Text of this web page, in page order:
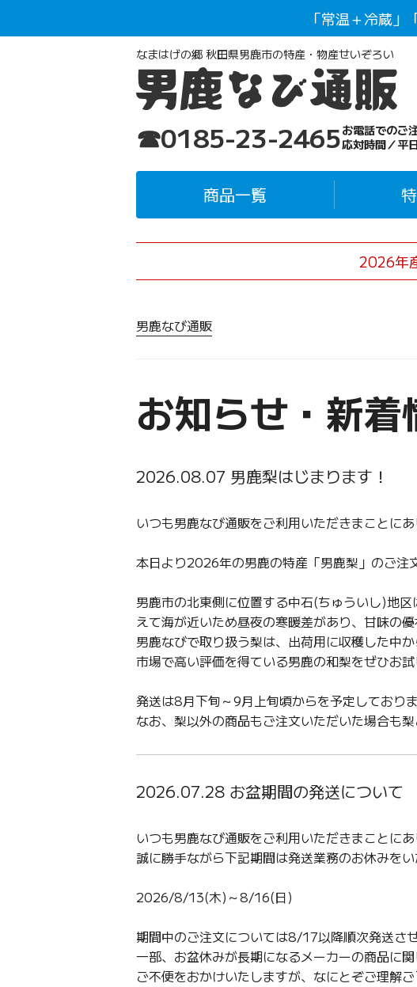
「常温＋冷蔵
なまはげの郷 秋田県男鹿市の特産・物産せいぞろい
☎0185-23-2465お電話でのご
応対時間／平
商品一覧
2026年
男鹿なび通販
お知らせ・新着
2026.08.07 男鹿梨はじまります！
いつも男鹿なび通販をご利用いただきまことにあ
本日より2026年の男鹿の特産「男鹿梨」のご注
男鹿市の北東側に位置する中石(ちゅういし)地
えて海が近いため昼夜の寒暖差があり、甘味の
男鹿なびで取り扱う梨は、出荷用に収穫した中
市場で高い評価を得ている男鹿の和梨をぜひお試
発送は8月下旬～9月上旬頃からを予定しておりま
なお、梨以外の商品もご注文いただいた場合も
2026.07.28 お盆期間の発送について
いつも男鹿なび通販をご利用いただきまことにあ
誠に勝手ながら下記期間は発送業務のお休みをい
2026/8/13(木)～8/16(日)
期間中のご注文については8/17以降順次発送さ
一部、お盆休みが長期になるメーカーの商品に
ご不便をおかけいたしますが、なにとぞご理解